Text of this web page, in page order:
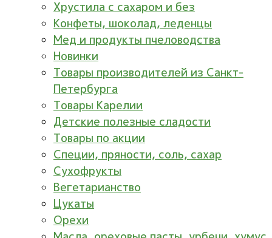
Хрустила с сахаром и без
Конфеты, шоколад, леденцы
Мед и продукты пчеловодства
Новинки
Товары производителей из Санкт-
Петербурга
Товары Карелии
Детские полезные сладости
Товары по акции
Специи, пряности, соль, сахар
Сухофрукты
Вегетарианство
Цукаты
Орехи